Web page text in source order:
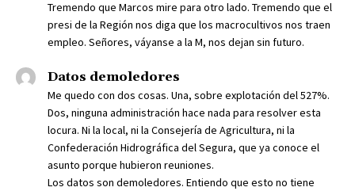
Tremendo que Marcos mire para otro lado. Tremendo que el
presi de la Región nos diga que los macrocultivos nos traen
empleo. Señores, váyanse a la M, nos dejan sin futuro.
Datos demoledores
Me quedo con dos cosas. Una, sobre explotación del 527%.
Dos, ninguna administración hace nada para resolver esta
locura. Ni la local, ni la Consejería de Agricultura, ni la
Confederación Hidrográfica del Segura, que ya conoce el
asunto porque hubieron reuniones.
Los datos son demoledores. Entiendo que esto no tiene